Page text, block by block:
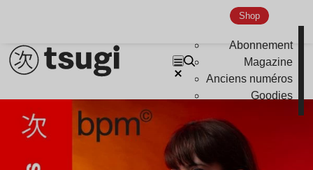
Shop
Abonnement
Magazine
Anciens numéros
Goodies